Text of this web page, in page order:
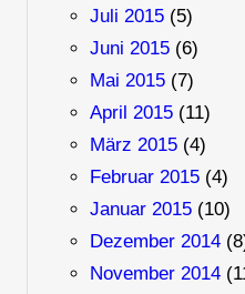
Juli 2015(5)
Juni 2015(6)
Mai 2015(7)
April 2015(11)
März 2015(4)
Februar 2015(4)
Januar 2015(10)
Dezember 2014
November 2014